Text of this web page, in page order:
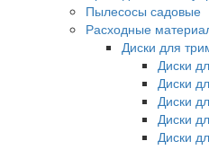
Пылесосы садовые
Расходные
Диски для
Диски
Диски
Диски
Диски
Диски